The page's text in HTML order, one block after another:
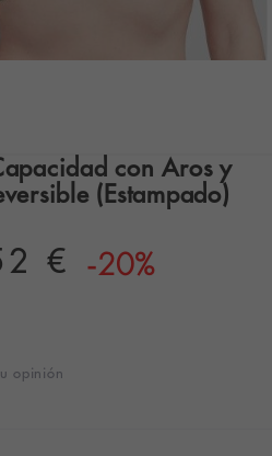
con Aros y
(Estampado)
€ -20%
opinión